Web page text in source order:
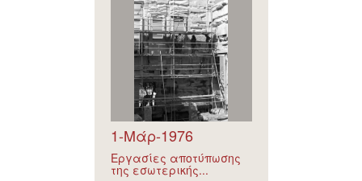
1-Μάρ-1976
Εργασίες αποτύπωσης
της εσωτερικής...